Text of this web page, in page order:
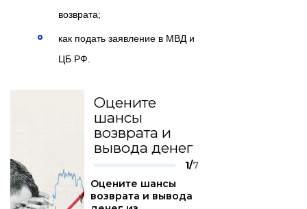
возврата;
как подать заявление в МВД и
ЦБ РФ.
Оцените
шансы
возврата и
вывода денег
1/7
Оцените шансы
возврата и вывода